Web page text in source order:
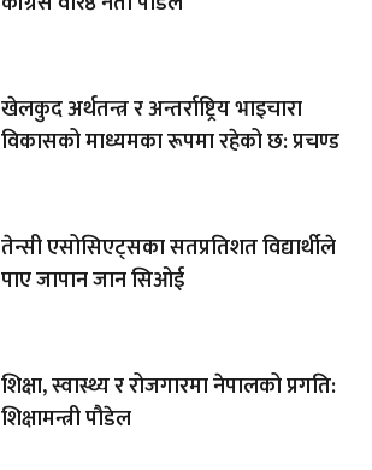
खेलकुद अर्थतन्त्र र अन्तर्राष्ट्रिय भाइचारा
विकासको माध्यमका रूपमा रहेको छ: प्रचण्ड
तेन्सी एसोसिएट्सका सतप्रतिशत विद्यार्थीले
पाए जापान जान सिओई
शिक्षा, स्वास्थ्य र रोजगारमा नेपालको प्रगति:
शिक्षामन्त्री पौडेल